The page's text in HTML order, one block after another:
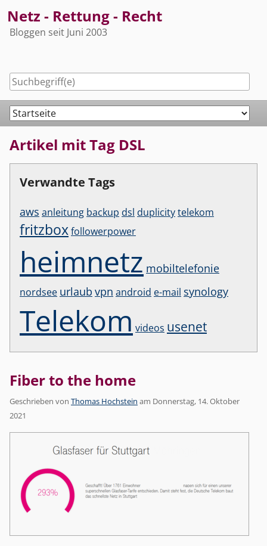
to
content
Netz - Rettung - Recht
Bloggen seit Juni 2003
Navigation
Artikel mit Tag DSL
Verwandte Tags
aws anleitung backup dsl duplicitytelekom
fritzboxfollowerpower
heimnetz mobiltelefonie
nordsee urlaub vpn android e-mail synology
Telekom videos usenet
Fiber to the home
Geschrieben von Thomas Hochstein am Donnerstag, 14. Oktober
2021